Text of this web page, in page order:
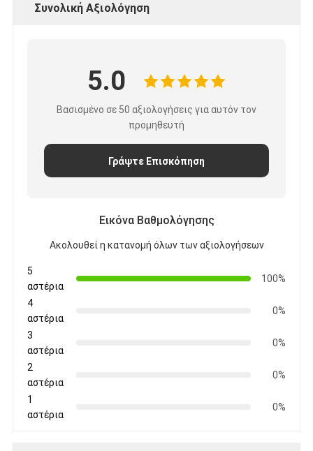
Συνολική Αξιολόγηση
5.0
Βασισμένο σε 50 αξιολογήσεις για αυτόν τον
προμηθευτή
Γράψτε Επισκόπηση
Εικόνα Βαθμολόγησης
Ακολουθεί η κατανομή όλων των αξιολογήσεων
5
αστέρια
100%
4
αστέρια
0%
3
αστέρια
0%
2
αστέρια
0%
1
αστέρια
0%